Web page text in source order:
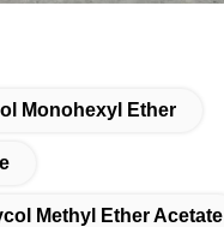
Monohexyl Ether
Methyl Ether Acetate